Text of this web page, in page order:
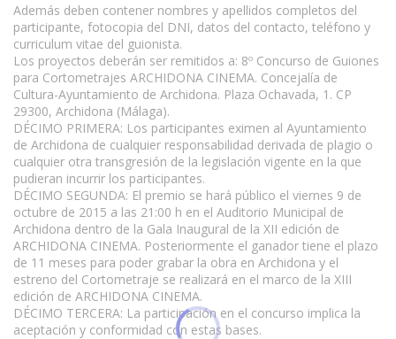
Además deben contener nombres y apellidos completos del
participante, fotocopia del DNI, datos del contacto, teléfono y
curriculum vitae del guionista.
Los proyectos deberán ser remitidos a: 8º Concurso de Guiones
para Cortometrajes ARCHIDONA CINEMA. Concejalía de
Cultura-Ayuntamiento de Archidona. Plaza Ochavada, 1. CP
29300, Archidona (Málaga).
DÉCIMO PRIMERA: Los participantes eximen al Ayuntamiento
de Archidona de cualquier responsabilidad derivada de plagio o
cualquier otra transgresión de la legislación vigente en la que
pudieran incurrir los participantes.
DÉCIMO SEGUNDA: El premio se hará público el viernes 9 de
octubre de 2015 a las 21:00 h en el Auditorio Municipal de
Archidona dentro de la Gala Inaugural de la XII edición de
ARCHIDONA CINEMA. Posteriormente el ganador tiene el plazo
de 11 meses para poder grabar la obra en Archidona y el
estreno del Cortometraje se realizará en el marco de la XIII
edición de ARCHIDONA CINEMA.
DÉCIMO TERCERA: La participación en el concurso implica la
aceptación y conformidad con estas bases.